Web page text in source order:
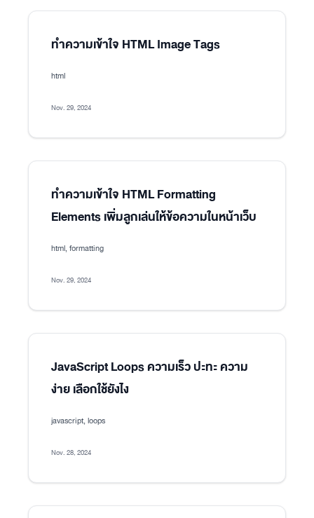
ทำความเข้าใจ HTML Image Tags
html
Nov. 29, 2024
ทำความเข้าใจ HTML Formatting
Elements เพิ่มลูกเล่นให้ข้อความในหน้าเว็บ
html, formatting
Nov. 29, 2024
JavaScript Loops ความเร็ว ปะทะ ความ
ง่าย เลือกใช้ยังไง
javascript, loops
Nov. 28, 2024